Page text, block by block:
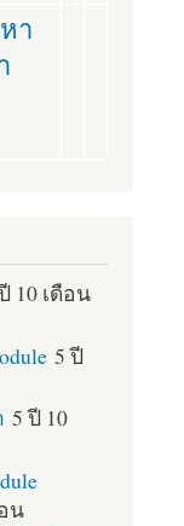
า
10 เดือน
5 ปี
5 ปี 10
น